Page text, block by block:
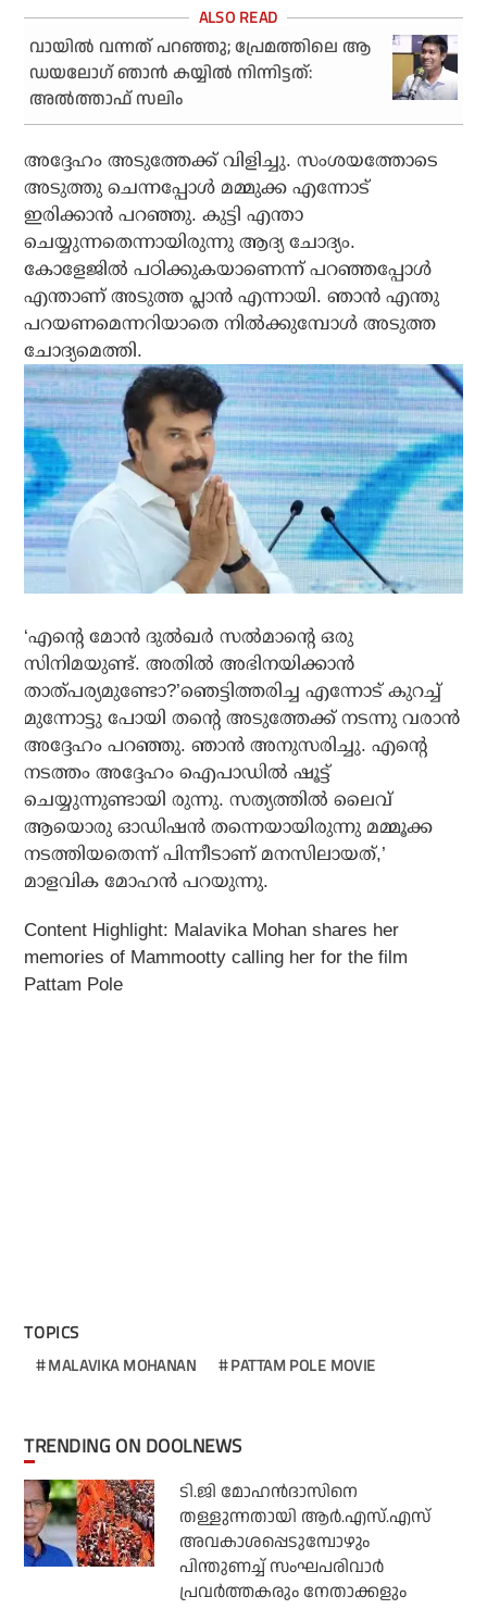
വായില്‍ വന്നത് പറഞ്ഞു; പ്രേമത്തിലെ ആ
ഡയലോഗ് ഞാന്‍ കയ്യില്‍ നിന്നിട്ടത്:
അല്‍ത്താഫ് സലിം
അദ്ദേഹം അടുത്തേക്ക് വിളിച്ചു. സംശയത്തോടെ
അടുത്തു ചെന്നപ്പോള്‍ മമ്മുക്ക എന്നോട്
ഇരിക്കാന്‍ പറഞ്ഞു. കുട്ടി എന്താ
ചെയ്യുന്നതെന്നായിരുന്നു ആദ്യ ചോദ്യം.
കോളേജില്‍ പഠിക്കുകയാണെന്ന് പറഞ്ഞപ്പോള്‍
എന്താണ് അടുത്ത പ്ലാന്‍ എന്നായി. ഞാന്‍ എന്തു
പറയണമെന്നറിയാതെ നില്‍ക്കുമ്പോള്‍ അടുത്ത
ചോദ്യമെത്തി.
‘എന്റെ മോന്‍ ദുല്‍ഖര്‍ സല്‍മാന്റെ ഒരു
സിനിമയുണ്ട്. അതില്‍ അഭിനയിക്കാന്‍
താത്പര്യമുണ്ടോ?’ഞെട്ടിത്തരിച്ച എന്നോട് കുറച്ച്
മുന്നോട്ടു പോയി തന്റെ അടുത്തേക്ക് നടന്നു വരാന്‍
അദ്ദേഹം പറഞ്ഞു. ഞാന്‍ അനുസരിച്ചു. എന്റെ
നടത്തം അദ്ദേഹം ഐപാഡില്‍ ഷൂട്ട്
ചെയ്യുന്നുണ്ടായി രുന്നു. സത്യത്തില്‍ ലൈവ്
ആയൊരു ഓഡിഷന്‍ തന്നെയായിരുന്നു മമ്മൂക്ക
നടത്തിയതെന്ന് പിന്നീടാണ് മനസിലായത്,’
മാളവിക മോഹന്‍ പറയുന്നു.
Content Highlight: Malavika Mohan shares her
memories of Mammootty calling her for the film
Pattam Pole
TOPICS
MALAVIKA MOHANAN PATTAM POLE MOVIE
TRENDING ON DOOLNEWS
ടി.ജി മോഹന്‍ദാസിനെ
തള്ളുന്നതായി ആര്‍.എസ്.എസ്
അവകാശപ്പെടുമ്പോഴും
പിന്തുണച്ച് സംഘപരിവാര്‍
പ്രവര്‍ത്തകരും നേതാക്കളും